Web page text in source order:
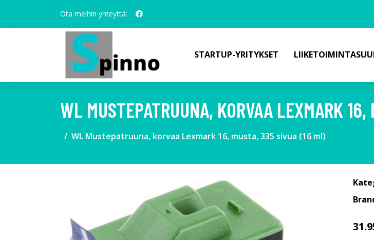
Ota meihin yhteyttä:
STARTUP-YRITYKSET
WL MUSTEPATRUUNA, KORVAA LEXMARK
WL Mustepatruuna, korvaa Lexmark 16, musta, 335 sivua (16 ml)